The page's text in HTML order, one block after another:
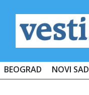
BEOGRAD NOVI SAD